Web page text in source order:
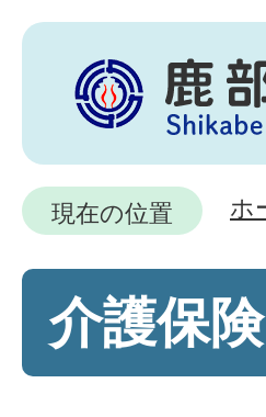
現在の位置 ホ
介護保険